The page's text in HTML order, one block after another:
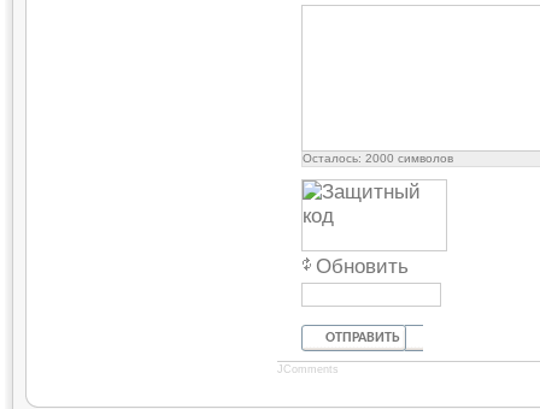
Осталось: 2000 символов
Обновить
ОТПРАВИТЬ
JComments